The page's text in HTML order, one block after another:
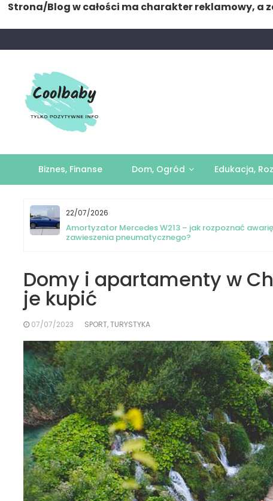
Strona/Blog w całości ma charakter reklamowy, a
to
Biznes, Finanse Dom, Ogród Edukacja,
22/07/2026
Amortyzator Mercedes W213 – jak rozpoznać awarię
zawieszenia pneumatycznego?
Domy i apartamenty w
je kupić
07/07/2023 SPORT, TURYSTYKA